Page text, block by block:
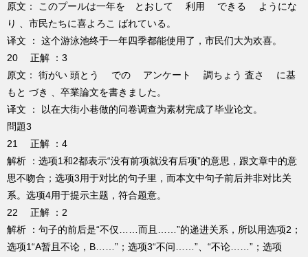
原文： このプールは一年を とおして 利用 できる ようにな
り 、市民たちに喜よろこ ばれている。
译文 ： 这个游泳池终于一年四季都能使用了，市民们大为欢喜。
20 正解 ：3
原文： 街がい 頭とう での アンケート 調ちょう 査さ に基
もと づき 、卒業論文を書きました。
译文 ： 以在大街小巷做的问卷调查为素材完成了毕业论文。
問題3
21 正解 ：4
解析 ：选项1和2都表示“没有前项就没有后项”的意思，跟文章中的意
思不吻合；选项3用于对比的句子里，而本文中句子前后并非对比关
系。选项4用于提示主题，符合题意。
22 正解 ：2
解析 ：句子的前后是“不仅……而且……”的递进关系，所以用选项2；
选项1“A暂且不论，B……”；选项3“不问……”、“不论……”；选项